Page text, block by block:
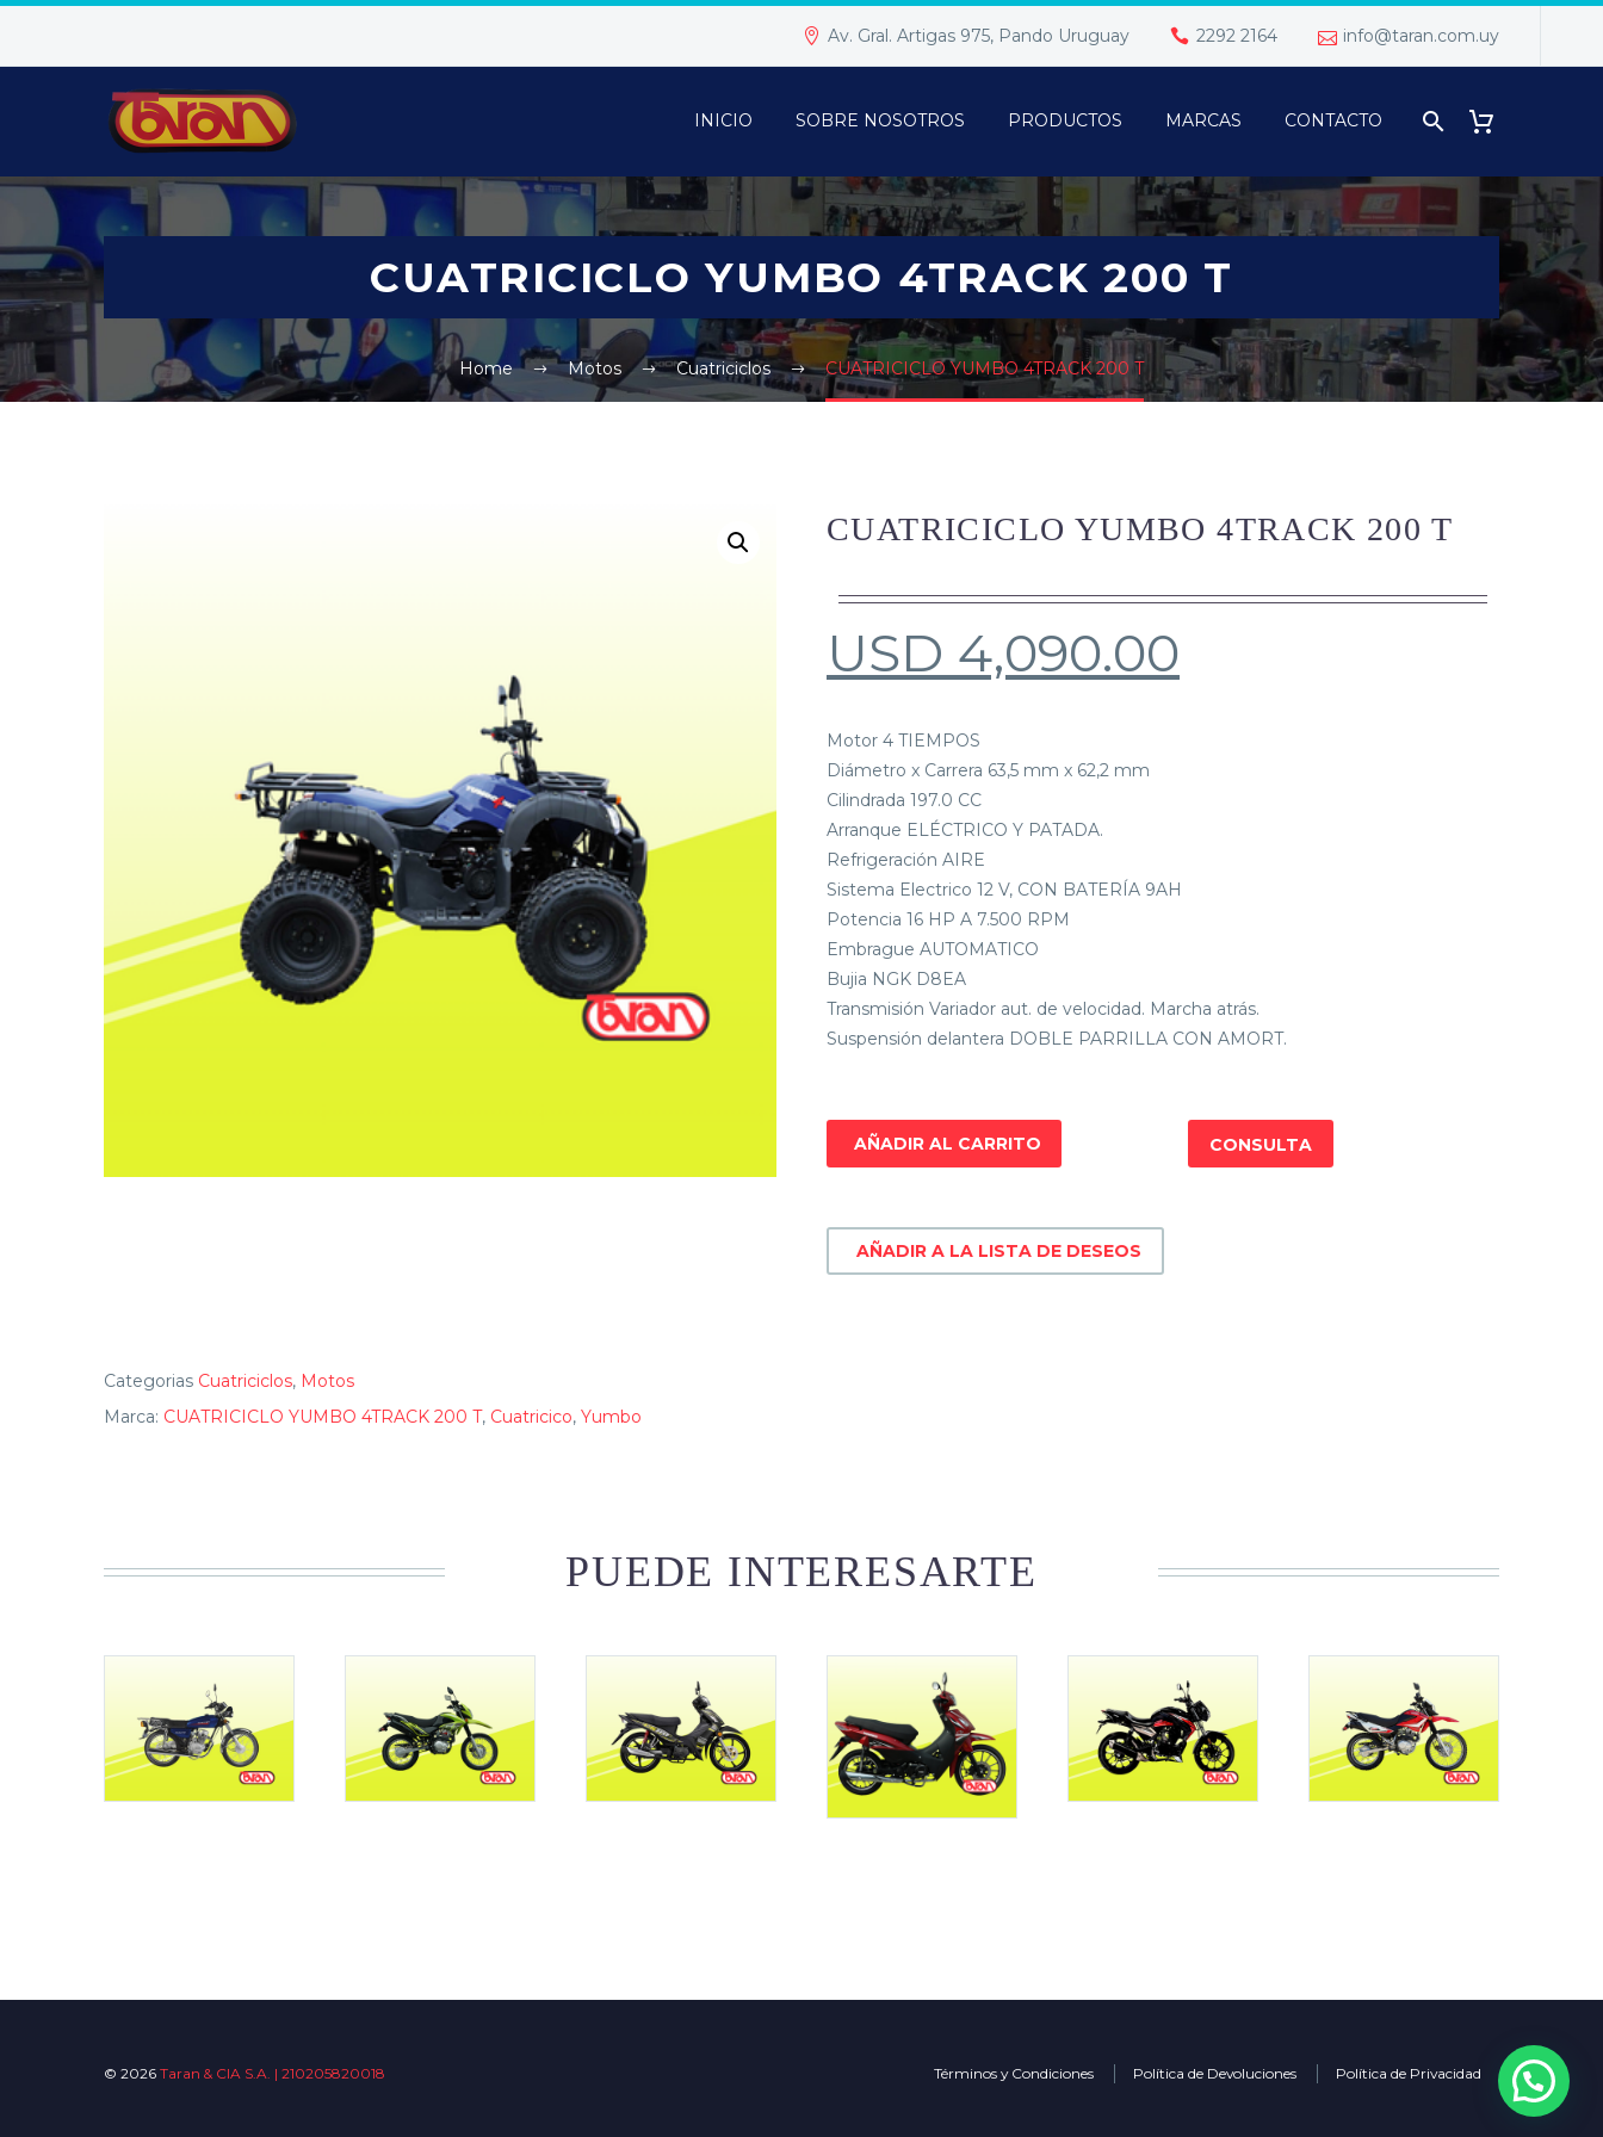
Av. Gral. Artigas 975, Pando Uruguay 2292 2164 info@taran.com.uy
INICIO SOBRE NOSOTROS PRODUCTOS MARCAS CONTACTO
CUATRICICLO YUMBO 4TRACK 200 T
Home Motos Cuatriciclos CUATRICICLO YUMBO 4TRACK 200 T
CUATRICICLO YUMBO 4TRACK 200 T
USD 4,090.00
Motor 4 TIEMPOS
Diámetro x Carrera 63,5 mm x 62,2 mm
Cilindrada 197.0 CC
Arranque ELÉCTRICO Y PATADA.
Refrigeración AIRE
Sistema Electrico 12 V, CON BATERÍA 9AH
Potencia 16 HP A 7.500 RPM
Embrague AUTOMATICO
Bujia NGK D8EA
Transmisión Variador aut. de velocidad. Marcha atrás.
Suspensión delantera DOBLE PARRILLA CON AMORT.
AÑADIR AL CARRITO
AÑADIR A LA LISTA DE DESEOS
CONSULTA
Categorias Cuatriciclos, Motos
Marca: CUATRICICLO YUMBO 4TRACK 200 T, Cuatricico, Yumbo
PUEDE INTERESARTE
© 2026 Taran & CIA S.A. | 210205820018 Términos y Condiciones Política de Devoluciones Política de Privacidad